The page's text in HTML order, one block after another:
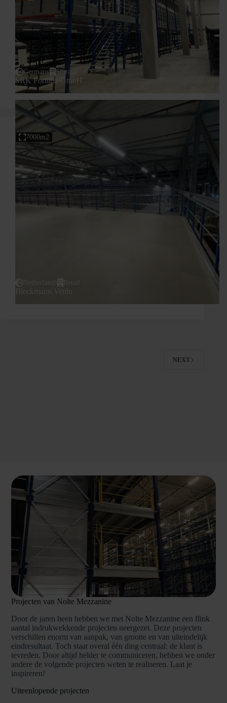
Germany Storage
SRK Fortune GmbH
7000m2
Netherlands Retail
Bleckmann Venlo
NEXT
Projecten van Nolte Mezzanine
Door de jaren heen hebben we met Nolte Mezzanine een flink
aantal indrukwekkende projecten neergezet. Deze projecten
verschillen enorm van aanpak, van grootte en van uiteindelijk
eindresultaat. Toch staat overal één ding centraal: de klant is
tevreden. Door altijd helder te communiceren, hebben we onder
andere de volgende projecten weten te realiseren. Laat je
inspireren!
Uiteenlopende projecten